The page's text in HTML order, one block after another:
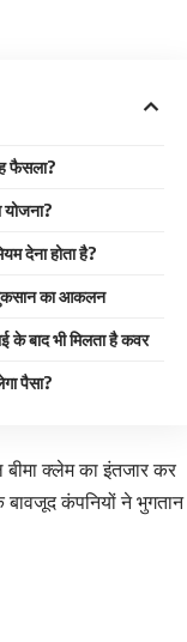
फैसला?
योजना?
देना होता है?
का आकलन
के बाद भी मिलता है कवर
पैसा?
क्लेम का इंतजार कर
कंपनियों ने भुगतान